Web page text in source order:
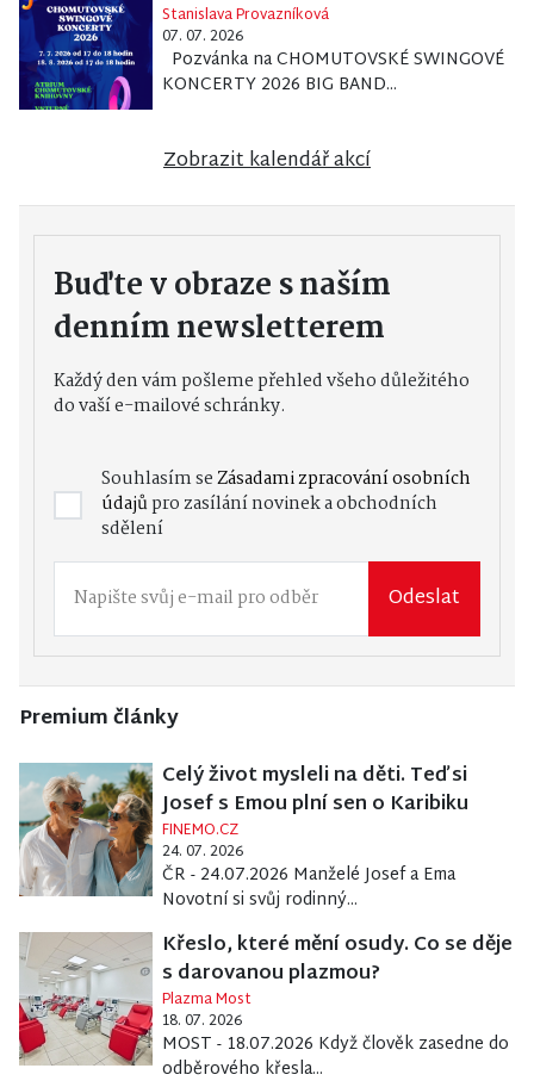
Stanislava Provazníková
07. 07. 2026
Pozvánka na CHOMUTOVSKÉ SWINGOVÉ
KONCERTY 2026 BIG BAND...
Zobrazit kalendář akcí
Buďte v obraze s naším
denním newsletterem
Každý den vám pošleme přehled všeho důležitého
do vaší e-mailové schránky.
Souhlasím seZásadami zpracování osobních
údajůpro zasílání novinek a obchodních
sdělení
Odeslat
Premium články
Celý život mysleli na děti. Teď si
Josef s Emou plní sen o Karibiku
FINEMO.CZ
24. 07. 2026
ČR - 24.07.2026 Manželé Josef a Ema
Novotní si svůj rodinný...
Křeslo, které mění osudy. Co se děje
s darovanou plazmou?
Plazma Most
18. 07. 2026
MOST - 18.07.2026 Když člověk zasedne do
odběrového křesla...